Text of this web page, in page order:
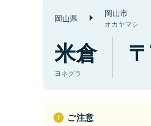
岡山県 岡山市
オカヤマシ
米倉
ヨネグラ
ご注意